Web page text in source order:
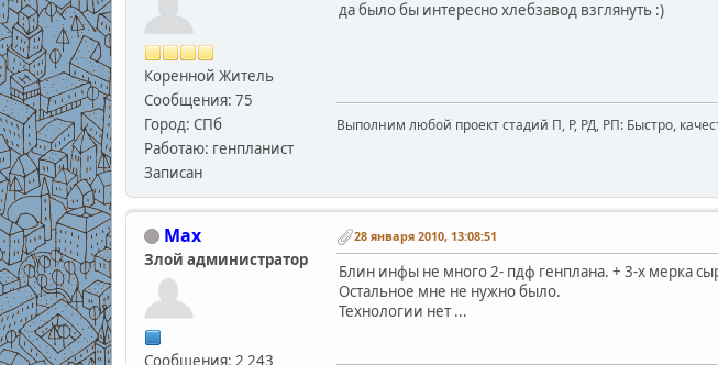
Коренной Житель
Сообщения: 75
Город: СПб
Работаю: генпланист
Записан
да было бы интересно хлебзавод взглянуть :)
Выполним любой проект стадий П, Р, РД, РП: Быстро,
Max
Злой администратор
Сообщения: 2 243
28 января 2010, 13:08:51
Блин инфы не много 2- пдф генплана. + 3-х мерка
Остальное мне не нужно было.
Технологии нет ...